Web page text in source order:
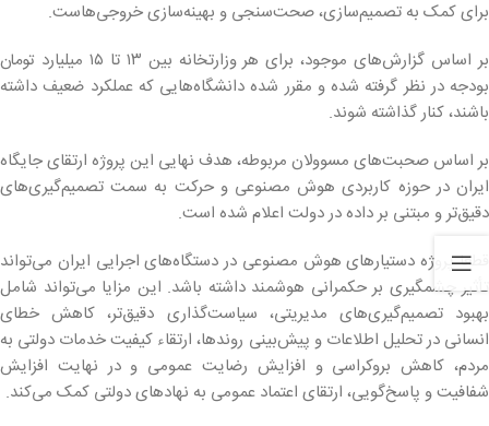
برای کمک به تصمیم‌سازی، صحت‌سنجی و بهینه‌سازی خروجی‌هاست.
بر اساس گزارش‌های موجود، برای هر وزارتخانه بین ۱۳ تا ۱۵ میلیارد تومان
بودجه در نظر گرفته شده و مقرر شده دانشگاه‌هایی که عملکرد ضعیف داشته
باشند، کنار گذاشته ‌شوند.
بر اساس صحبت‌های مسوولان مربوطه، هدف نهایی این پروژه ارتقای جایگاه
ایران در حوزه کاربردی هوش مصنوعی و حرکت به سمت تصمیم‌گیری‌های
دقیق‌تر و مبتنی بر داده در دولت اعلام شده است.
قطعا پروژه دستیارهای هوش مصنوعی در دستگاه‌های اجرایی ایران می‌تواند
تأثیر چشمگیری بر حکمرانی هوشمند داشته باشد. این مزایا می‌تواند شامل
بهبود تصمیم‌گیری‌های مدیریتی، سیاست‌گذاری دقیق‌تر، کاهش خطای
انسانی در تحلیل اطلاعات و پیش‌بینی روندها، ارتقاء کیفیت خدمات دولتی به
مردم، کاهش بروکراسی و افزایش رضایت عمومی و در نهایت افزایش
شفافیت و پاسخ‌گویی، ارتقای اعتماد عمومی به نهادهای دولتی کمک می‌کند.